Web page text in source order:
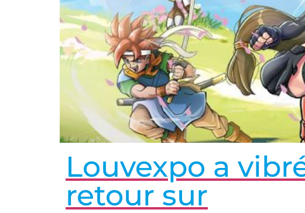
Louvexpo a
retour sur